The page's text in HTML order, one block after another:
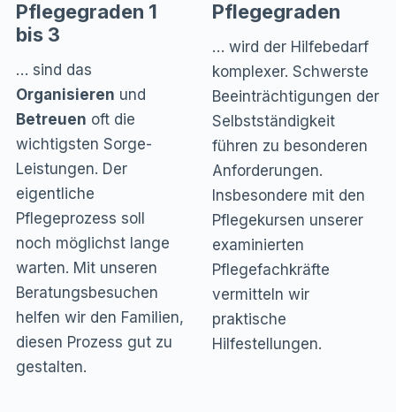
Pflegegraden 1
bis 3
… sind das
Organisieren und
Betreuen oft die
wichtigsten Sorge-
Leistungen. Der
eigentliche
Pflegeprozess soll
noch möglichst lange
warten. Mit unseren
Beratungsbesuchen
helfen wir den Familien,
diesen Prozess gut zu
gestalten.
Pflegegraden
… wird der Hilfebedarf
komplexer. Schwerste
Beeinträchtigungen der
Selbstständigkeit
führen zu besonderen
Anforderungen.
Insbesondere mit den
Pflegekursen unserer
examinierten
Pflegefachkräfte
vermitteln wir
praktische
Hilfestellungen.